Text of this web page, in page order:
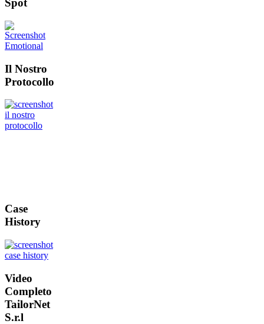
Spot
Il Nostro
Protocollo
Case
History
Video
Completo
TailorNet
S.r.l